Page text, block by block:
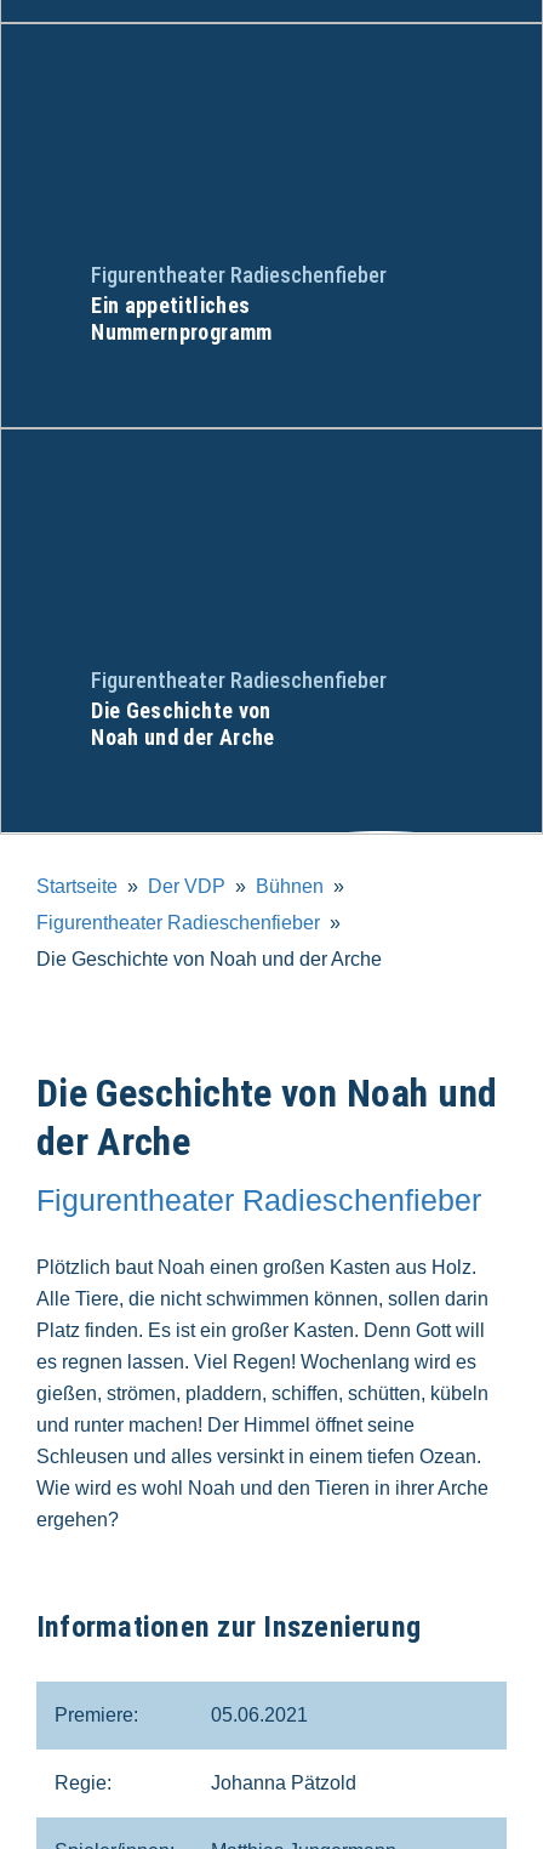
Figurentheater Radieschenfieber
Ein appetitliches
Nummernprogramm
Figurentheater Radieschenfieber
Die Geschichte von
Noah und der Arche
Startseite Der VDP
Bühnen
Figurentheater Radieschenfieber
Die Geschichte von Noah und der Arche
Die Geschichte von Noah und
der Arche
Figurentheater Radieschenfieber
Plötzlich baut Noah einen großen Kasten aus Holz.
Alle Tiere, die nicht schwimmen können, sollen darin
Platz finden. Es ist ein großer Kasten. Denn Gott will
es regnen lassen. Viel Regen! Wochenlang wird es
gießen, strömen, pladdern, schiffen, schütten, kübeln
und runter machen! Der Himmel öffnet seine
Schleusen und alles versinkt in einem tiefen Ozean.
Wie wird es wohl Noah und den Tieren in ihrer Arche
ergehen?
Informationen zur Inszenierung
Premiere: 05.06.2021
Regie: Johanna Pätzold